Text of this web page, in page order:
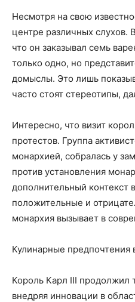
Несмотря на свою
центре различных слухов.
что он заказывал семь
только одно, но
домыслы. Это лишь
часто стоят стереотипы,
Интересно, что визит
протестов. Группа
монархией, собралась у
против установления
дополнительный контекст
положительные и
монархия вызывает в
Кулинарные предпочтения
Король Карл III продолжил
внедряя инновации в